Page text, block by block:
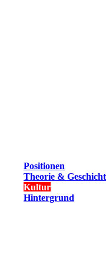
Positionen
Theorie &
Kultur
Hintergrund